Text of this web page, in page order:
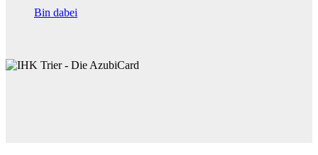
Bin dabei